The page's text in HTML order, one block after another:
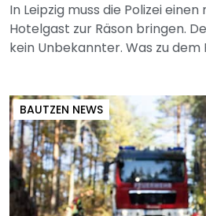
In Leipzig muss die Polizei
Hotelgast zur Räson bringen.
kein Unbekannter. Was zu dem
BAUTZEN NEWS